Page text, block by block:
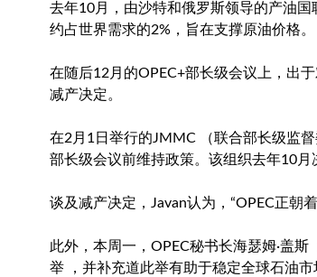
去年10月，由沙特和俄罗斯领导的产油
约占世界需求的2%，旨在支撑原油价格。
在随后12月的OPEC+部长级会议上，出
减产决定。
在2月1日举行的JMMC （联合部长级监
部长级会议前维持政策。该组织去年10月
谈及减产决定，Javan认为，“OPEC正朝
此外，本周一，OPEC秘书长海瑟姆·盖
举 ，并补充道此举有助于稳定全球石油市